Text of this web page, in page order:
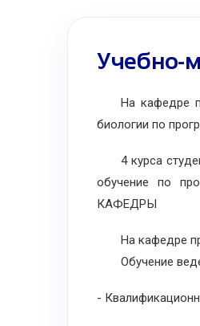
Учебно-
На кафедре
биологии по
4 курса
обучение по
КАФЕДРЫ
На кафедре
Обучение
-